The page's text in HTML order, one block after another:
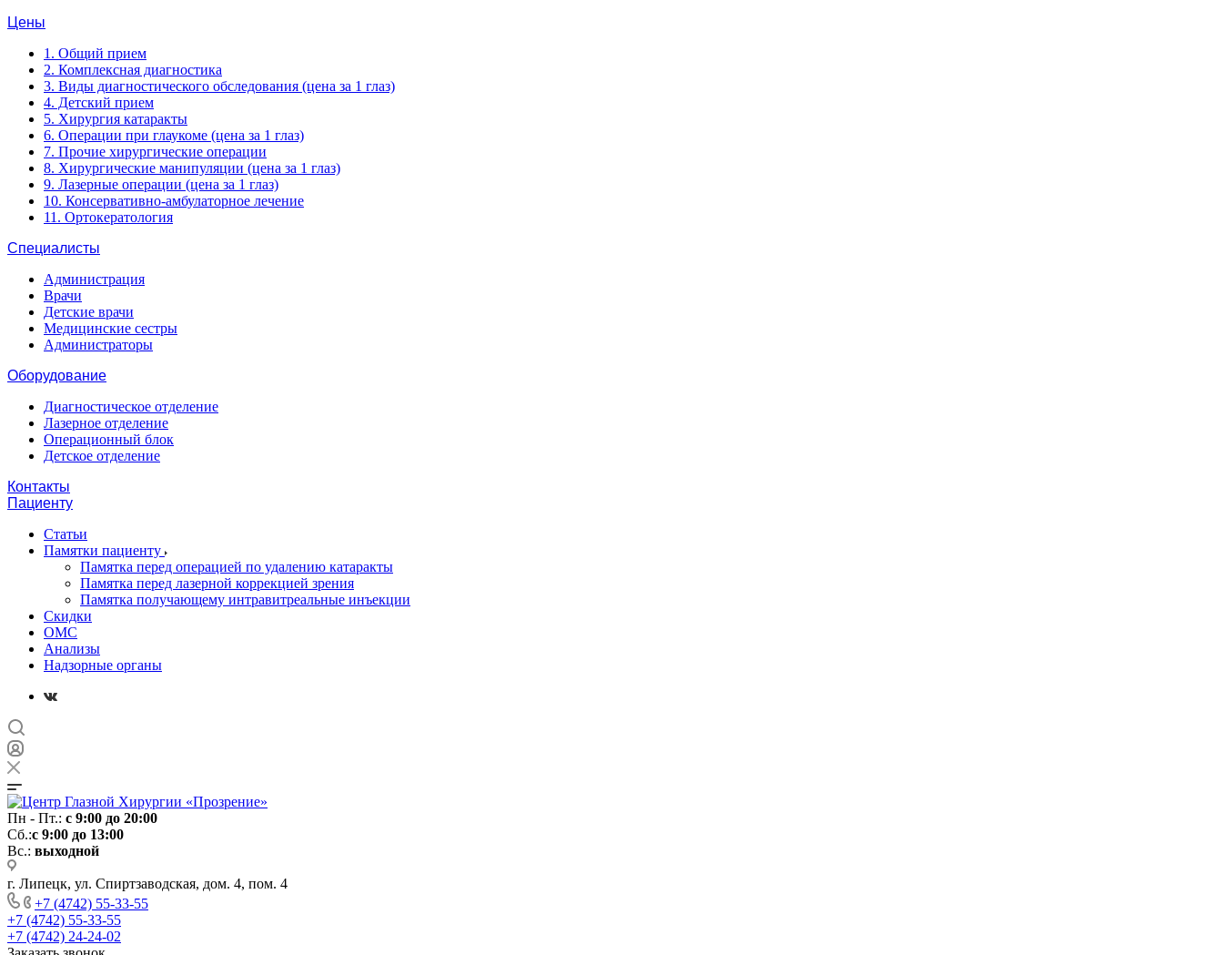
Цены
1. Общий прием
2. Комплексная диагностика
3. Виды диагностического обследования (цена за 1 глаз)
4. Детский прием
5. Хирургия катаракты
6. Операции при глаукоме (цена за 1 глаз)
7. Прочие хирургические операции
8. Хирургические манипуляции (цена за 1 глаз)
9. Лазерные операции (цена за 1 глаз)
10. Консервативно-амбулаторное лечение
11. Ортокератология
Специалисты
Администрация
Врачи
Детские врачи
Медицинские сестры
Администраторы
Оборудование
Диагностическое отделение
Лазерное отделение
Операционный блок
Детское отделение
Контакты
Пациенту
Статьи
Памятки пациенту
Памятка перед операцией по удалению катаракты
Памятка перед лазерной коррекцией зрения
Памятка получающему интравитреальные инъекции
Скидки
ОМС
Анализы
Надзорные органы
Пн - Пт.: с 9:00 до 20:00
Сб.:с 9:00 до 13:00
Вс.: выходной
г. Липецк, ул. Спиртзаводская, дом. 4, пом. 4
+7 (4742) 55-33-55
+7 (4742) 55-33-55
+7 (4742) 24-24-02